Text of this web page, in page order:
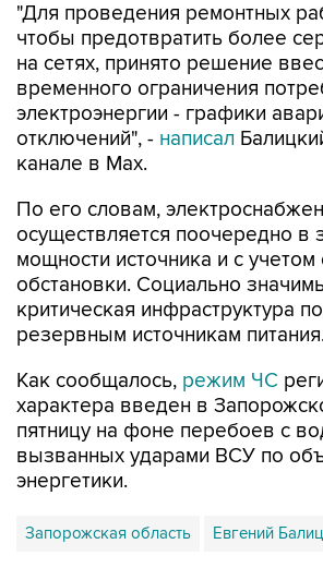
"Для проведения ремонтных
чтобы предотвратить более
на сетях, принято решение
временного ограничения
электроэнергии - графики
отключений", - написал
канале в Max.
По его словам,
осуществляется поочередно в
мощности источника и с
обстановки. Социально
критическая инфраструктура
резервным источникам
Как сообщалось, режим ЧС
характера введен в
пятницу на фоне перебоев с
вызванных ударами ВСУ по
энергетики.
Запорожская область Евгений